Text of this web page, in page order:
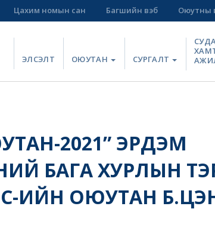
Цахим номын сан Багшийн вэб Оюутны
ЭЛСЭЛТ ОЮУТАН СУРГАЛТ
2021” ЭРДЭМ
БАГА ХУРЛЫН
ИЙН ОЮУТАН